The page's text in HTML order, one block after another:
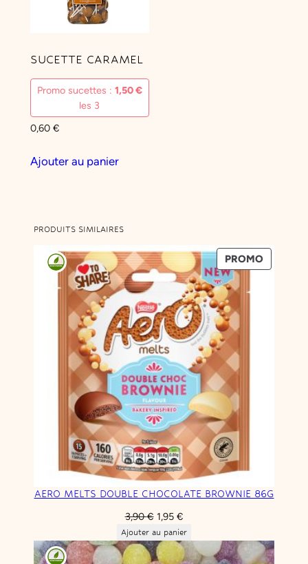
SUCETTE CARAMEL
Promo sucettes : 1,50€
les 3
0,60 €
Ajouter au panier
PRODUITS SIMILAIRES
PROMOPRODUIT
EN
AERO MELTS DOUBLE CHOCOLATE BROWNIE 86G
3,90€ Le
prix
initial
était :
1,95 €Le
prix
actuel
est :
Ajouter au panier